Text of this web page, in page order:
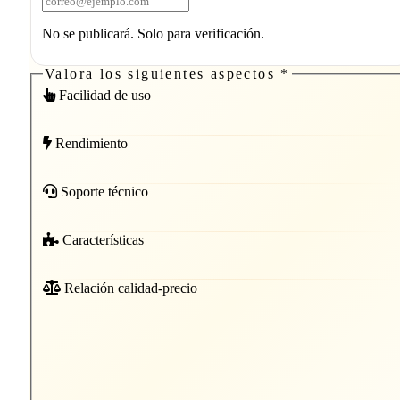
Migraciones entre versiones: el punto de
dolor
Las actualizaciones entre versiones mayores de
de 1.6 a 1.7 fue traumática para muchos merchants, con
completa. El salto a 8.x ha sido más limpio gracias a
Symfony, pero sigue requiriendo testing exhaustivo y, en
No se publicará. Solo para verificación.
Valora los siguientes aspectos *
Facilidad de uso
Rendimiento
Soporte técnico
Características
Relación calidad-precio